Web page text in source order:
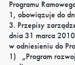
Programu
1, obowiązuje do
3. Przepisy
dnia 31 marca
w odniesieniu do
1)
„Program